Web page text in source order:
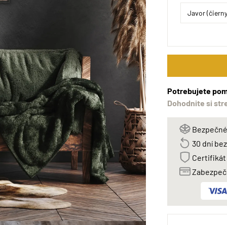
Potrebujete
Dohodnite si
30 dní
Certifikát